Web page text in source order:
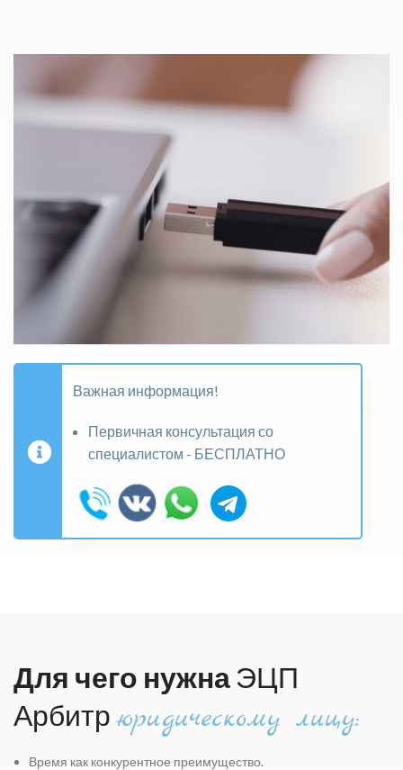
Важная информация!
Первичная консультация со
специалистом - БЕСПЛАТНО
Для чего нужнаЭЦП
Арбитрюридическому лицу:
Время как конкурентное преимущество.